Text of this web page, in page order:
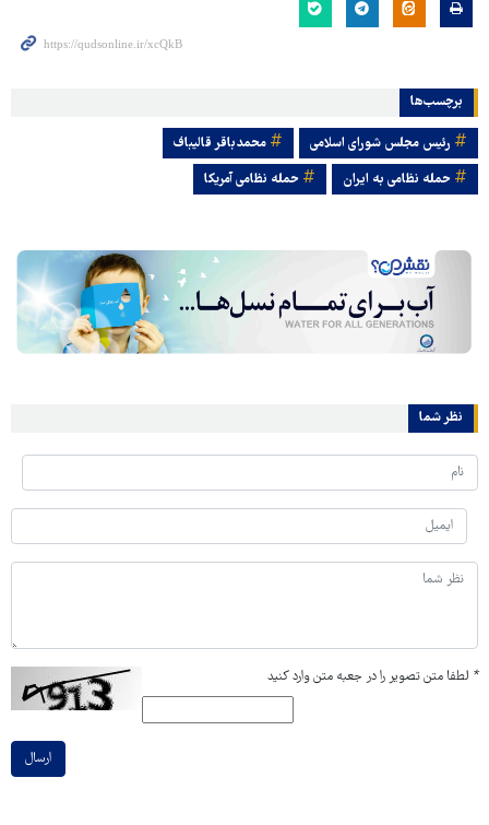
برچسب‌ها
رئیس مجلس شورای اسلامی
محمدباقر قالیباف
حمله نظامی به ایران
حمله نظامی آمریکا
نظر شما
* لطفا متن تصویر را در جعبه متن وارد کنید
ارسال